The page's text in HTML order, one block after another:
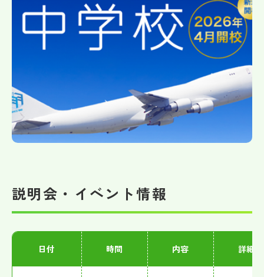
よみもの
学校からのお知らせ
学校HP最新情報
特集
その他
個人情報保護方針
説明会・イベント情報
日付 時間 内容 詳細